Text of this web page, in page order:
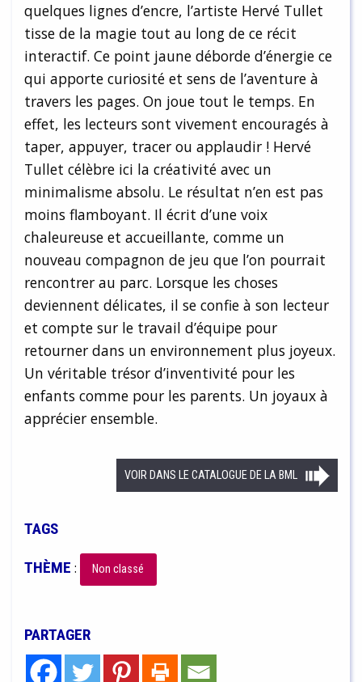
quelques lignes d’encre, l’artiste Hervé Tullet
tisse de la magie tout au long de ce récit
interactif. Ce point jaune déborde d’énergie ce
qui apporte curiosité et sens de l’aventure à
travers les pages. On joue tout le temps. En
effet, les lecteurs sont vivement encouragés à
taper, appuyer, tracer ou applaudir ! Hervé
Tullet célèbre ici la créativité avec un
minimalisme absolu. Le résultat n’en est pas
moins flamboyant. Il écrit d’une voix
chaleureuse et accueillante, comme un
nouveau compagnon de jeu que l’on pourrait
rencontrer au parc. Lorsque les choses
deviennent délicates, il se confie à son lecteur
et compte sur le travail d’équipe pour
retourner dans un environnement plus joyeux.
Un véritable trésor d’inventivité pour les
enfants comme pour les parents. Un joyaux à
apprécier ensemble.
VOIR DANS LE CATALOGUE DE LA BML
TAGS
THÈME : Non classé
PARTAGER